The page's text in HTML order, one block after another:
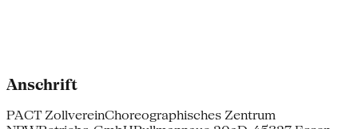
Anschrift
PACT ZollvereinChoreographisches Zentrum